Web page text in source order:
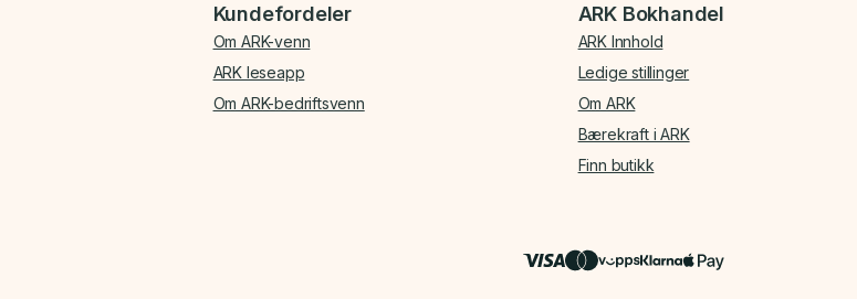
Kundefordeler
Om ARK-venn
ARK leseapp
Om ARK-bedriftsvenn
ARK Bokhandel
ARK Innhold
Ledige stillinger
Om ARK
Bærekraft i ARK
Finn butikk